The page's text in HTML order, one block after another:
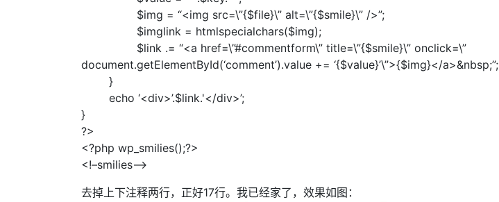
$img = “<img src=\”{$file}\” alt=\”{$smile}\” />”;
$imglink = htmlspecialchars($img);
$link .= “<a href=\”#commentform\” title=\”{$smile}\” onclick=\”
document.getElementById(‘comment’).value += ‘{$value}’\”>{$img}</a>&nbsp;”;
}
echo ‘<div>’.$link.'</div>’;
}
?>
<?php wp_smilies();?>
<!–smilies–>
去掉上下注释两行，正好17行。我已经家了，效果如图：